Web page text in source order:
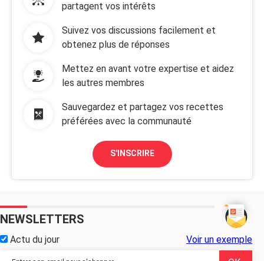
partagent vos intérêts
Suivez vos discussions facilement et
obtenez plus de réponses
Mettez en avant votre expertise et aidez
les autres membres
Sauvegardez et partagez vos recettes
préférées avec la communauté
S'INSCRIRE
NEWSLETTERS
Actu du jour Voir un exemple